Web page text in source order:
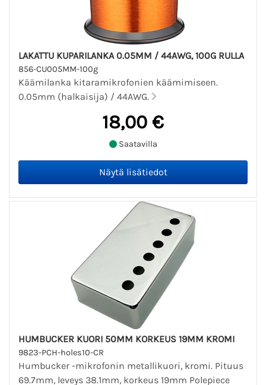
LAKATTU KUPARILANKA 0.05MM / 44AWG, 100G RULLA
856-CU005MM-100g
Käämilanka kitaramikrofonien käämimiseen.
0.05mm (halkaisija) / 44AWG.
18,00 €
Saatavilla
HUMBUCKER KUORI 50MM KORKEUS 19MM KROMI
9823-PCH-holes10-CR
Humbucker -mikrofonin metallikuori, kromi. Pituus
69.7mm, leveys 38.1mm, korkeus 19mm Polepiece